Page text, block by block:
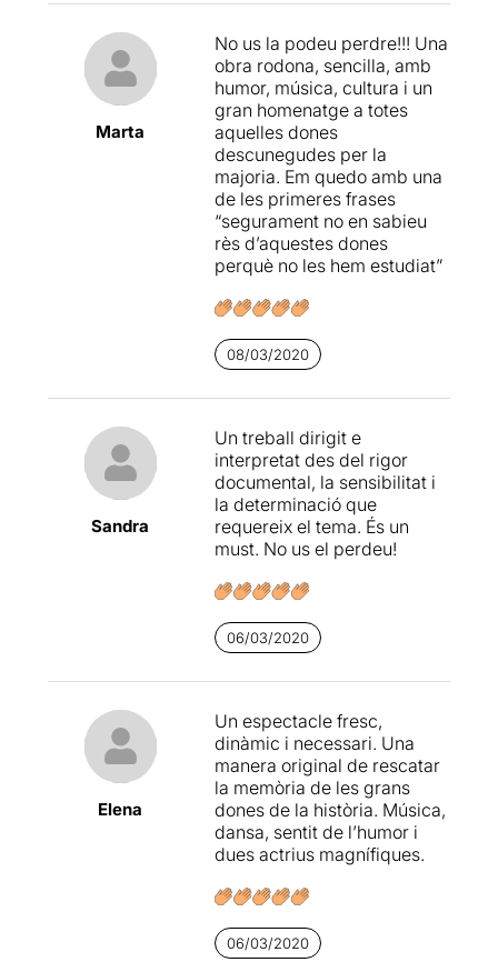
televisiu, amb punts de
cabaret i amb molta gràcia,
ens van mostrant el
moments en que hem anat
tapant les veus femenines
de tota la història i dels cinc
continents per visualitzar el
testimoni d'aquestes "ties"
que a dia d'avui hi ha moltes
que encara no hem sentit a
parlar.
S'ha de dir que el treball de
Georgina és fabulós. Dóna
un dinamisme que és molt
ja que podria ser un xic
pesat per explicar-nos
tantes coses.
sortir encantada per aquest
vaig sortir content de la
feina que van fer i com va
reaccionar el públic. En tot
sempre el públic assistent
va ser inferior del que
inicialment pensàvem.
Gràcies al treball que
realitza la Federació
d'Ateneus, aquesta obra
encara la podeu veure als
Ateneus, Casals de
Marta
No us la podeu perdre!!! Una
obra rodona, sencilla, amb
humor, música, cultura i un
gran homenatge a totes
aquelles dones
descunegudes per la
majoria. Em quedo amb una
de les primeres frases
“segurament no en sabieu
rès d’aquestes dones
perquè no les hem estudiat”
08/03/2020
Sandra
Un treball dirigit e
interpretat des del rigor
documental, la sensibilitat i
la determinació que
requereix el tema. És un
must. No us el perdeu!
06/03/2020
Elena
Un espectacle fresc,
dinàmic i necessari. Una
manera original de rescatar
la memòria de les grans
dones de la història. Música,
dansa, sentit de l’humor i
dues actrius magnífiques.
06/03/2020